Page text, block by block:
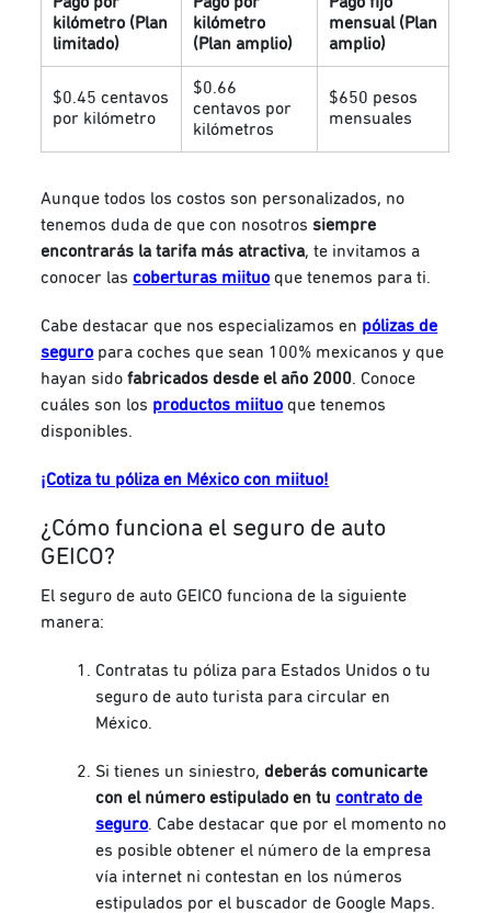
kilómetro (Plan
limitado)
kilómetro
(Plan amplio)
mensual (Plan
amplio)
$0.45 centavos
por kilómetro
$0.66
centavos por
kilómetros
$650 pesos
mensuales
Aunque todos los costos son personalizados, no
tenemos duda de que con nosotrossiempre
encontrarás la tarifa más atractiva, te invitamos a
conocer lascoberturas miituo que tenemos para ti.
Cabe destacar que nos especializamos en pólizas de
seguro para coches que sean 100% mexicanos y que
hayan sidofabricados desde el año 2000. Conoce
cuáles son los productos miituo que tenemos
disponibles.
¡Cotiza tu póliza en México con miituo!
¿Cómo funciona el seguro de auto
GEICO?
El seguro de auto GEICO funciona de la siguiente
manera:
Contratas tu póliza para Estados Unidos o tu
seguro de auto turista para circular en
México.
Si tienes un siniestro,deberás comunicarte
con el número estipulado en tucontrato de
seguro. Cabe destacar que por el momento no
es posible obtener el número de la empresa
vía internet ni contestan en los números
estipulados por el buscador de Google Maps.